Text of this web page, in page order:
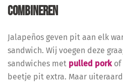
COMBINEREN
Jalapeños geven pit aan elk
sandwich. Wij voegen deze
sandwiches met pulled porkof
beetje pit extra. Maar